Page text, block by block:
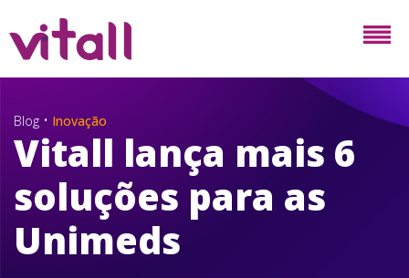
Blog • Inovação
Vitall lança mais 6
soluções para as
Unimeds